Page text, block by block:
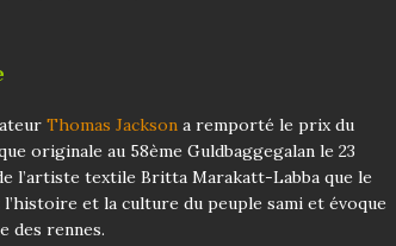
Thomas Jackson a remporté le prix du
originale au 58ème Guldbaggegalan le 23
l’artiste textile Britta Marakatt-Labba que le
et la culture du peuple sami et évoque
des rennes.